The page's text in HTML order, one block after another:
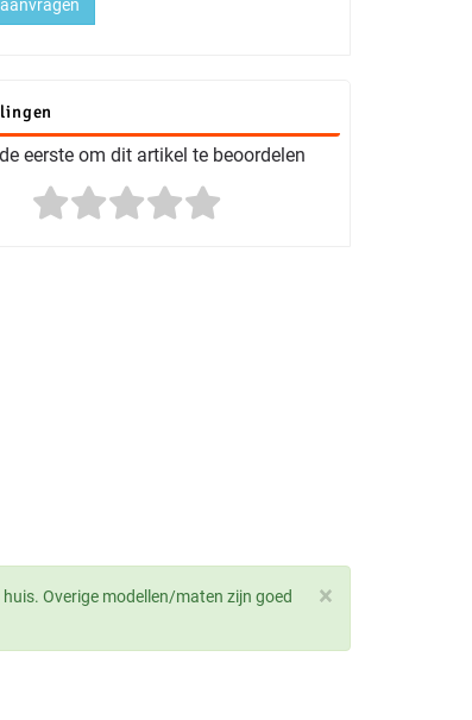
eerste om dit artikel te beoordelen
×
Overige modellen/maten zijn goed